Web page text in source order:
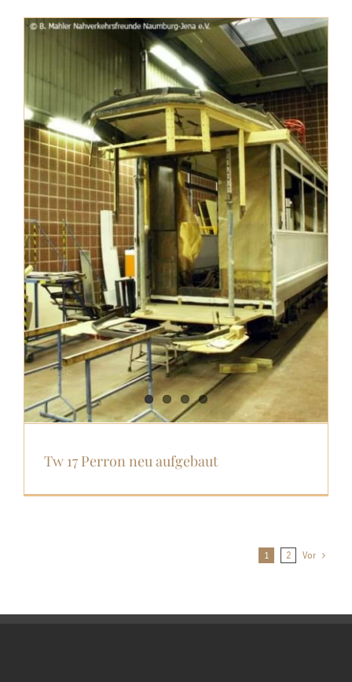
Tw 17 Perron neu aufgebaut
1 2 Vor